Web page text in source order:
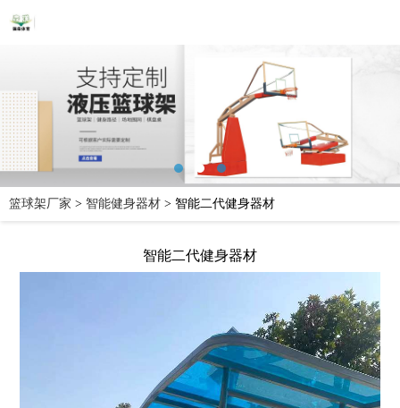
篮球架厂家 > 智能健身器材 > 智能二代健身器材
智能二代健身器材